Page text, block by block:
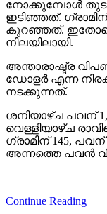
നോക്കുമ്പോള്‍
ഇടിഞ്ഞത്.
കുറഞ്ഞത്. ഇതോടെ
നിലയിലായി.
അന്താരാഷ്ട്ര
ഡോളര്‍ എന്ന
നടക്കുന്നത്.
ശനിയാഴ്ച പവന്
വെള്ളിയാഴ്ച
ഗ്രാമിന് 145,
അന്നത്തെ പവന്‍
Continue Reading